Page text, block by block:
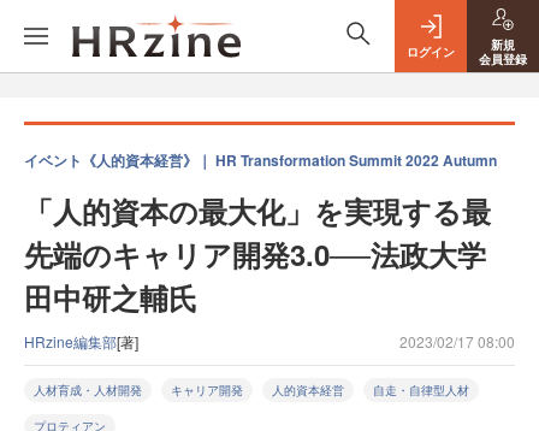
ログイン
新規
会員登録
イベント《人的資本経営》｜ HR Transformation Summit 2022 Autumn
「人的資本の最大化」を実現する最
先端のキャリア開発3.0──法政大学
田中研之輔氏
HRzine編集部[著] 2023/02/17 08:00
人材育成・人材開発 キャリア開発 人的資本経営 自走・自律型人材
プロティアン